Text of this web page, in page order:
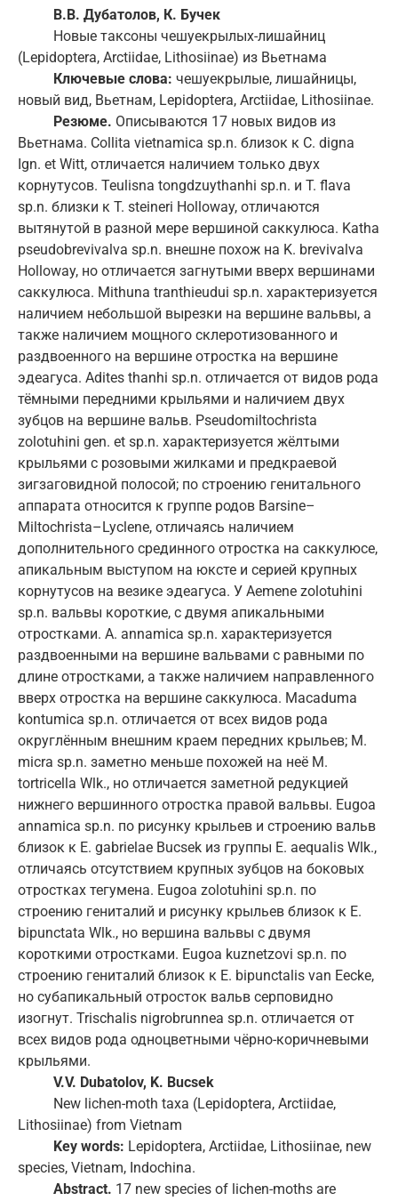
B.B. Дубатолов, К. Бучек
Новые таксоны чешуекрылых-лишайниц
(Lepidoptera, Arctiidae, Lithosiinae) из Вьетнама
Ключевые слова: чешуекрылые, лишайницы,
новый вид, Вьетнам, Lepidoptera, Arctiidae, Lithosiinae.
Резюме. Описываются 17 новых видов из
Вьетнама. Collita vietnamica sp.n. близок к C. digna
Ign. et Witt, отличается наличием только двух
корнутусов. Teulisna tongdzuythanhi sp.n. и T. flava
sp.n. близки к T. steineri Holloway, отличаются
вытянутой в разной мере вершиной саккулюса. Katha
pseudobrevivalva sp.n. внешне похож на K. brevivalva
Holloway, но отличается загнутыми вверх вершинами
саккулюса. Mithuna tranthieudui sp.n. характеризуется
наличием небольшой вырезки на вершине вальвы, а
также наличием мощного склеротизованного и
раздвоенного на вершине отростка на вершине
эдеагуса. Adites thanhi sp.n. отличается от видов рода
тёмными передними крыльями и наличием двух
зубцов на вершине вальв. Pseudomiltochrista
zolotuhini gen. et sp.n. характеризуется жёлтыми
крыльями с розовыми жилками и предкраевой
зигзаговидной полосой; по строению генитального
аппарата относится к группе родов Barsine–
Miltochrista–Lyclene, отличаясь наличием
дополнительного срединного отростка на саккулюсе,
апикальным выступом на юксте и серией крупных
корнутусов на везике эдеагуса. У Aemene zolotuhini
sp.n. вальвы короткие, с двумя апикальными
отростками. A. annamica sp.n. характеризуется
раздвоенными на вершине вальвами с равными по
длине отростками, а также наличием направленного
вверх отростка на вершине саккулюса. Macaduma
kontumica sp.n. отличается от всех видов рода
округлённым внешним краем передних крыльев; M.
micra sp.n. заметно меньше похожей на неё M.
tortricella Wlk., но отличается заметной редукцией
нижнего вершинного отростка правой вальвы. Eugoa
annamica sp.n. по рисунку крыльев и строению вальв
близок к E. gabrielae Bucsek из группы E. aequalis Wlk.,
отличаясь отсутствием крупных зубцов на боковых
отростках тегумена. Eugoa zolotuhini sp.n. по
строению гениталий и рисунку крыльев близок к E.
bipunctata Wlk., но вершина вальвы с двумя
короткими отростками. Eugoa kuznetzovi sp.n. по
строению гениталий близок к E. bipunctalis van Eecke,
но субапикальный отросток вальв серповидно
изогнут. Trischalis nigrobrunnea sp.n. отличается от
всех видов рода одноцветными чёрно-коричневыми
крыльями.
V.V. Dubatolov, K. Bucsek
New lichen-moth taxa (Lepidoptera, Arctiidae,
Lithosiinae) from Vietnam
Key words: Lepidoptera, Arctiidae, Lithosiinae, new
species, Vietnam, Indochina.
Abstract. 17 new species of lichen-moths are